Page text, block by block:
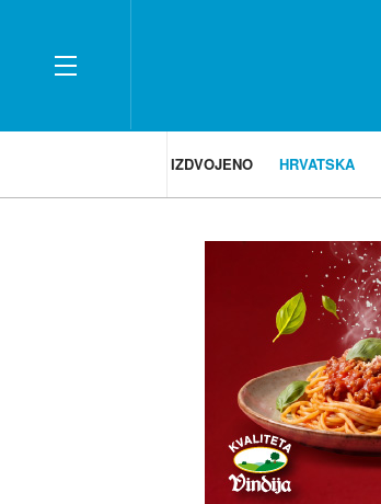
IZDVOJENO HRVATSKA